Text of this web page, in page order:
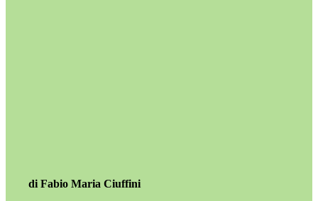
di Fabio Maria Ciuffini